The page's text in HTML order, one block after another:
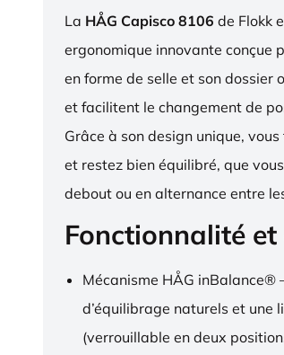
La HÅG Capisco 8106 de Flokk
ergonomique innovante conçue
en forme de selle et son dossier
et facilitent le changement de
Grâce à son design unique,
et restez bien équilibré, que
debout ou en alternance entre
Fonctionnalité
Mécanisme HÅG inBalance®
d’équilibrage naturels et une
(verrouillable en deux